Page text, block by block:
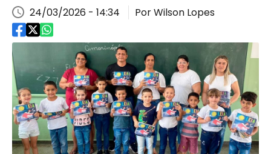
24/03/2026 - 14:34 Por Wilson Lopes